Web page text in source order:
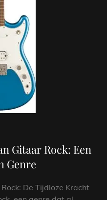
Gitaar Rock: Een
Genre
De Tijdloze Kracht